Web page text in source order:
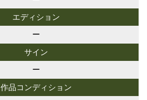
エディション
ー
サイン
ー
作品コンディション